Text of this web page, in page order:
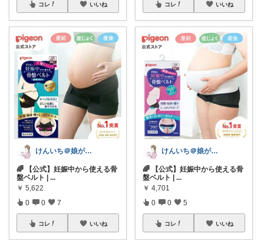
コレ いいね
けんいち＠娘が喜んだマタニティ用品
🌈 【公式】妊娠中から使える骨
盤ベルト | ...
￥ 5,622
0 0 7
コレ いいね
コレ いいね
けんいち＠娘が喜んだマタニティ用品
🌈 【公式】妊娠中から使える骨
盤ベルト | ...
￥ 4,701
0 0 5
コレ いいね